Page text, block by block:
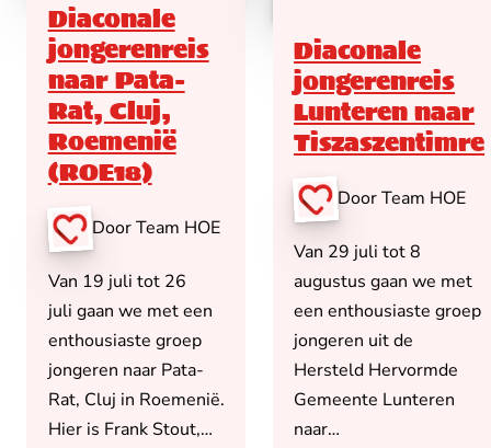
Diaconale
jongerenreis
naar Pata-
Rat, Cluj,
Roemenië
(ROE18)
Door Team HOE
Van 19 juli tot 26
juli gaan we met een
enthousiaste groep
jongeren naar Pata-
Rat, Cluj in Roemenië.
Hier is Frank Stout,…
Diaconale
jongerenreis
Lunteren naar
Tiszaszentimre
Door Team HOE
Van 29 juli tot 8
augustus gaan we met
een enthousiaste groep
jongeren uit de
Hersteld Hervormde
Gemeente Lunteren
naar…